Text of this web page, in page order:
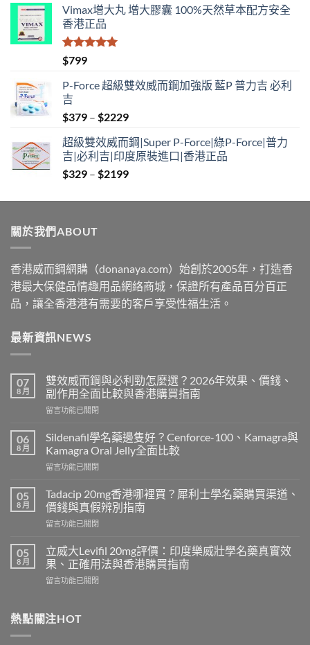
Vimax增大丸 增大膠囊 100%天然草本配方安全
香港正品
評分
滿分 5
$799
P-Force 超級雙效威而鋼加強版 藍P 普力吉 必利
吉
$379 – $2229Price
$379
through
$2229
超級雙效威而鋼|Super P-Force|綠P-Force|普力
吉|必利吉|印度原裝進口|香港正品
$329 – $2199Price
$329
關於我們ABOUT
香港威而鋼網購（donanaya.com）始創於2005年，打造香
港最大保健品情趣用品網絡商城，保證所有產品百分百正
品，讓全香港港有需要的客戶享受性福生活。
最新資訊NEWS
07
8 月
雙效威而鋼與必利勁怎麼選？2026年效果、價錢、
副作用全面比較與香港購買指南
在
效
威
而
鋼
必
利
勁
怎
選？
2026
效
錢、
留言功能已關閉
06
8 月
Sildenafil學名藥邊隻好？Cenforce-100、Kamagra與
Kamagra Oral Jelly全面比較
在
學
名
藥
邊
好？
Cenforce-
100、
Kamagra
Oral
留言功能已關閉
05
8 月
Tadacip 20mg香港哪裡買？犀利士學名藥購買渠道、
價錢與真假辨別指南
在
20mg
香
港
哪
犀
留言功能已關閉
05
8 月
立威大Levifil 20mg評價：印度樂威壯學名藥真實效
果、正確用法與香港購買指南
在
大
Levifil
留言功能已關閉
熱點關注HOT